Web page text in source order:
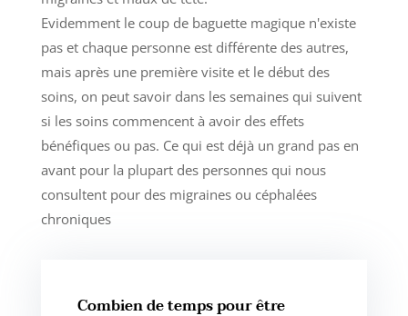
Evidemment le coup de baguette magique n'existe
pas et chaque personne est différente des autres,
mais après une première visite et le début des
soins, on peut savoir dans les semaines qui suivent
si les soins commencent à avoir des effets
bénéfiques ou pas. Ce qui est déjà un grand pas en
avant pour la plupart des personnes qui nous
consultent pour des migraines ou céphalées
chroniques
Combien de temps pour être